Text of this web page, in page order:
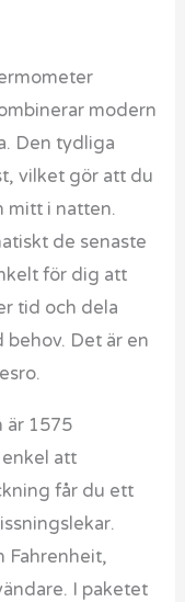
modern
Den tydliga
vilket gör att du
mitt i natten.
de senaste
för dig att
tid och dela
Det är en
är 1575
att
får du ett
Fahrenheit,
I paketet